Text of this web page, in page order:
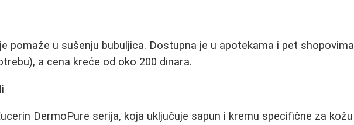
pomaže u sušenju bubuljica. Dostupna je u apotekama i pet shopovima
a cena kreće od oko 200 dinara.
DermoPure serija, koja uključuje sapun i kremu specifične za kožu